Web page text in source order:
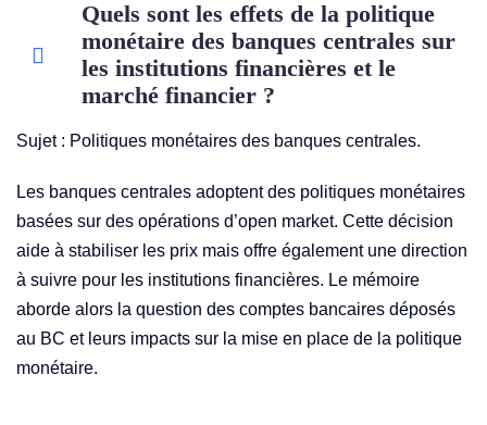
Quels sont les effets de la politique
monétaire des banques centrales sur
les institutions financières et le
marché financier ?
Sujet : Politiques monétaires des banques centrales.
Les banques centrales adoptent des politiques monétaires
basées sur des opérations d’open market. Cette décision
aide à stabiliser les prix mais offre également une direction
à suivre pour les institutions financières. Le mémoire
aborde alors la question des comptes bancaires déposés
au BC et leurs impacts sur la mise en place de la politique
monétaire.